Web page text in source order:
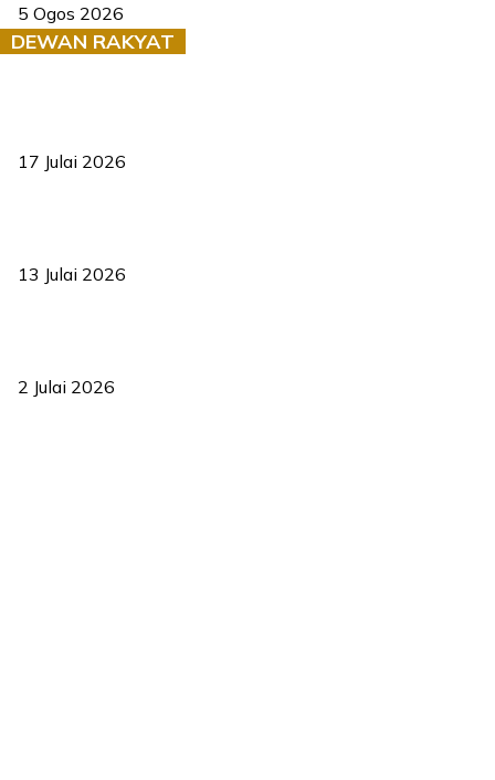
5 Ogos 2026
DEWAN RAKYAT
17 Julai 2026
13 Julai 2026
2 Julai 2026